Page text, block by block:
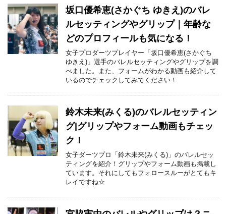
坂口優希恵(さかぐち ゆきえ)のバレ
ルセッティングやグリップ｜年齢な
どのプロフィールも気になる！
女子プロダーツプレイヤー「坂口優希恵(さかぐち
ゆきえ)」選手のバレルセッティングやグリップを調
べました。また、フォームがわかる動画も紹介して
いるのでチェックしてみてください！
鈴木未来(みくる)のバレルセッティン
グ|グリップやフォーム動画もチェッ
ク！
女子ダーツプロ「鈴木未来(みくる)」のバレルセッ
ティングを紹介！グリップやフォーム動画も掲載し
ています。それにしてもフォロースルーがとてもキ
レイですね☆